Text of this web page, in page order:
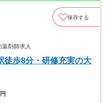
保存する
剤師求人
徒歩8分・研修充実の大